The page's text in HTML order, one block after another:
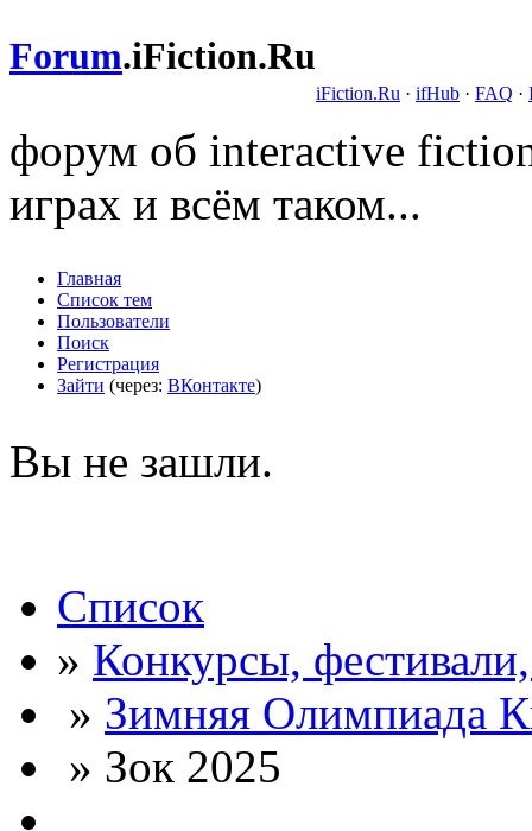
Forum.iFiction.Ru
iFiction.Ru · ifHub · FAQ ·
форум об interactive
играх и всём таком...
Главная
Список тем
Пользователи
Поиск
Регистрация
Зайти (через: ВКонтакте)
Вы не зашли.
Список
» Конкурсы,
» Зимняя Олимпиада
» Зок 2025